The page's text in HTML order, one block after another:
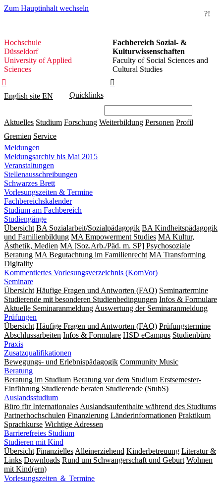
Zum Hauptinhalt wechseln
?!
Hochschule
Düsseldorf
Hochschule
Düsseldorf
University of Applied
Sciences
Fachbereich Sozial- &
Kulturwissenschaften
Faculty of Social Sciences and
Cultural Studies


English site EN Quicklinks
Aktuelles Studium Forschung Weiterbildung Personen Profil
Gremien Service
Meldungen
Meldungsarchiv bis Mai 2015
Veranstaltungen
Stellenausschreibungen
Schwarzes Brett
Vorlesungszeiten & Termine
Fachbereichskalender
Studium am Fachbereich
Studiengänge
Übersicht BA Sozialarbeit/Sozialpädagogik BA Kindheitspädagogik
und Familienbildung MA Empowerment Studies MA Kultur,
Ästhetik, Medien MA [Soz.Arb./Päd. m. SP] Psychosoziale
Beratung MA Begut­ach­tung im Fami­lien­recht MA Transforming
Digitality
Kommentiertes Vorlesungsverzeichnis (KomVor)
Seminare
Übersicht Häufige Fragen und Antworten (FAQ) Seminartermine
Studierende mit besonderen Studienbedingungen Infos & Formulare
Aktuelle Seminaranmeldung Auswertung der Seminaranmeldung
Prüfungen
Übersicht Häufige Fragen und Antworten (FAQ) Prüfungstermine
Abschlussarbeiten Infos & Formulare HSD eCampus Studienbüro
Praxis
Zusatzqualifikationen
Bewegungs- und Erlebnispädagogik Community Music
Beratung
Beratung im Studium Beratung vor dem Studium Erstsemester-
Einführung Studierende beraten Studierende (StubS)
Auslandsstudium
Büro für Internationales Auslandsaufenthalte während des Studiums
Partnerhochschulen Finanzierung Länderinformationen Praktikum
Sprachkurse Wichtige Adressen
Barrierefreies Studium
Studieren mit Kind
Übersicht Finanzielles Alleinerziehend Kinderbetreuung Literatur &
Links Downloads Rund um Schwangerschaft und Geburt Wohnen
mit Kind(ern)
Vorlesungszeiten ＆ Termine